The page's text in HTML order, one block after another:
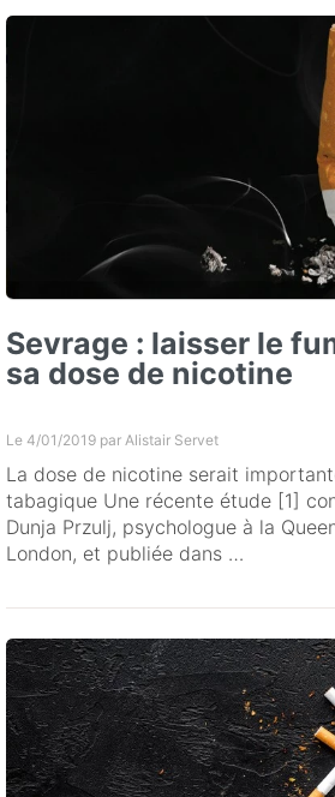
Sevrage : laisser le
sa dose de nicotine
Le 4/01/2019 par Alistair Servet
La dose de nicotine serait
tabagique Une récente étude [1]
Dunja Przulj, psychologue à la
London, et publiée dans …